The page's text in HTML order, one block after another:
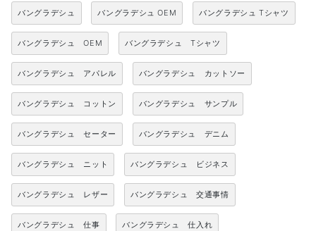
バングラデシュ バングラデシュ OEM バングラデシュ Tシャツ
バングラデシュ OEM バングラデシュ Tシャツ
バングラデシュ アパレル バングラデシュ カットソー
バングラデシュ コットン バングラデシュ サンプル
バングラデシュ セーター バングラデシュ デニム
バングラデシュ ニット バングラデシュ ビジネス
バングラデシュ レザー バングラデシュ 交通事情
バングラデシュ 仕事 バングラデシュ 仕入れ